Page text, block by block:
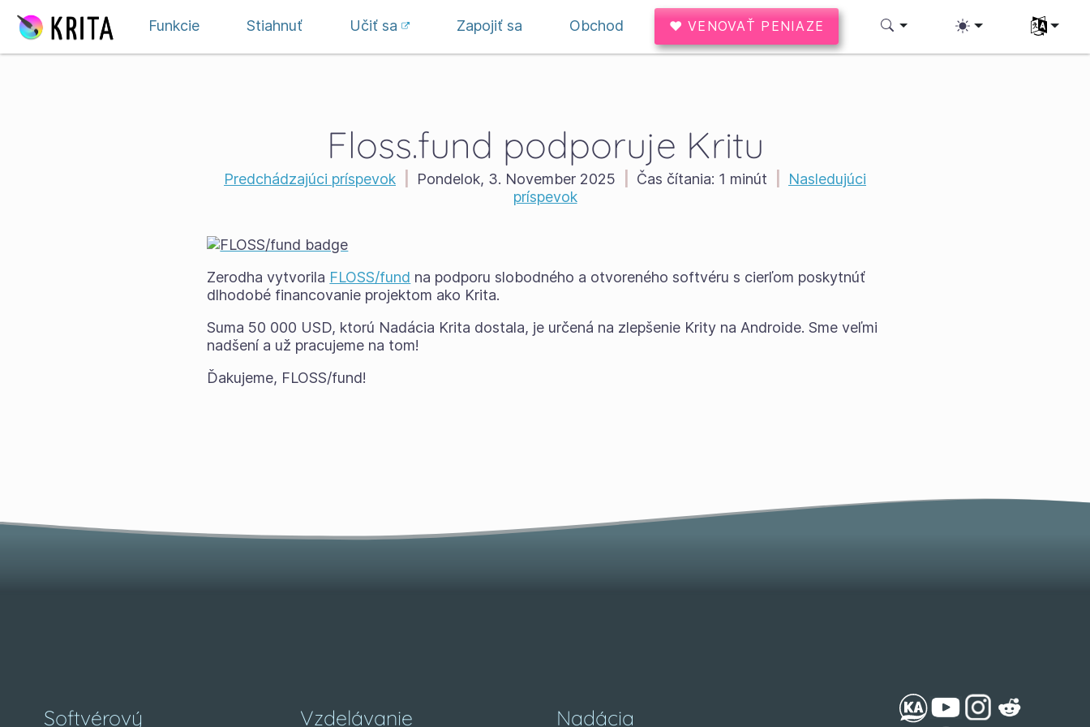
Funkcie
Stiahnuť Učiť sa Zapojiť sa Obchod ♥ VENOVAŤ PENIAZE Vyberte si
Floss.fund podporuje Kritu
Predchádzajúci príspevok Pondelok, 3. November 2025 Čas čítania: 1 minút
Nasledujúci
príspevok
Zerodha vytvorila FLOSS/fund na podporu slobodného a otvoreného softvéru s cierľom poskytnúť
dlhodobé financovanie projektom ako Krita.
Suma 50 000 USD, ktorú Nadácia Krita dostala, je určená na zlepšenie Krity na Androide. Sme veľmi
nadšení a už pracujeme na tom!
Ďakujeme, FLOSS/fund!
Softvérový Vzdelávanie Nadácia